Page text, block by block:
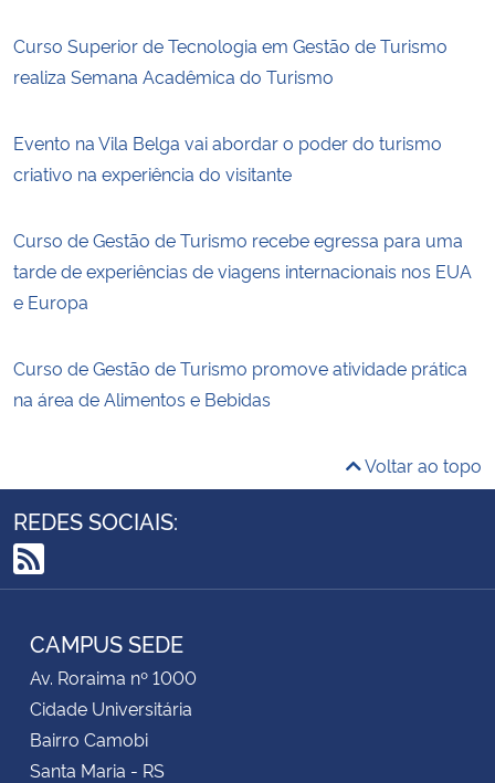
Curso Superior de Tecnologia em Gestão de Turismo
realiza Semana Acadêmica do Turismo
Evento na Vila Belga vai abordar o poder do turismo
criativo na experiência do visitante
Curso de Gestão de Turismo recebe egressa para uma
tarde de experiências de viagens internacionais nos EUA
e Europa
Curso de Gestão de Turismo promove atividade prática
na área de Alimentos e Bebidas
Voltar ao topo
REDES SOCIAIS:
RSS
CAMPUS SEDE
Av. Roraima nº 1000
Cidade Universitária
Bairro Camobi
Santa Maria - RS